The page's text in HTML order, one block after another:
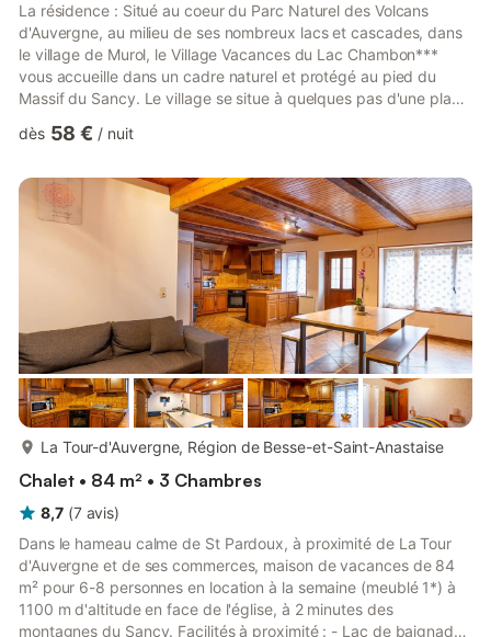
La résidence : Situé au coeur du Parc Naturel des Volcans
d'Auvergne, au milieu de ses nombreux lacs et cascades, dans
le village de Murol, le Village Vacances du Lac Chambon***
vous accueille dans un cadre naturel et protégé au pied du
Massif du Sancy. Le village se situe à quelques pas d'une plage
tous pour faire le tour du lac (3.5km) avec une partie sur pilotis
de la baignade ou bien pratiquer le canoë ou la pêche et bien
d'autres activités nautiques. Une piscine ext...
dès 58 € / nuit
plus...
La Tour-d'Auvergne, Région de Besse-et-Saint-Anastaise
Chalet • 84 m² • 3 Chambres
8,7 (7 avis)
Dans le hameau calme de St Pardoux, à proximité de La Tour
d'Auvergne et de ses commerces, maison de vacances de 84
m² pour 6-8 personnes en location à la semaine (meublé 1*) à
1100 m d'altitude en face de l'église, à 2 minutes des
montagnes du Sancy. Facilités à proximité : - Lac de baignade